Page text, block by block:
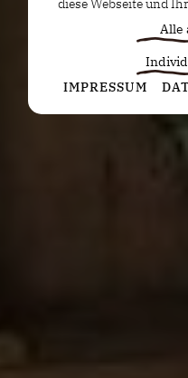
diese Webseite und
Alle
Statistiken
Diese Cookies
Informationen helfen
unsere Website
IMPRESSUM